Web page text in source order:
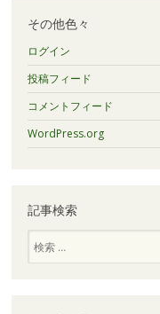
ブ
その他色々
ログイン
投稿フィード
コメントフィード
WordPress.org
記事検索
索